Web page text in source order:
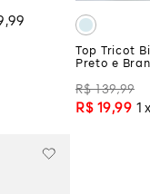
,99
Top Tricot
Preto e
R$ 139,99
R$ 19,99 1